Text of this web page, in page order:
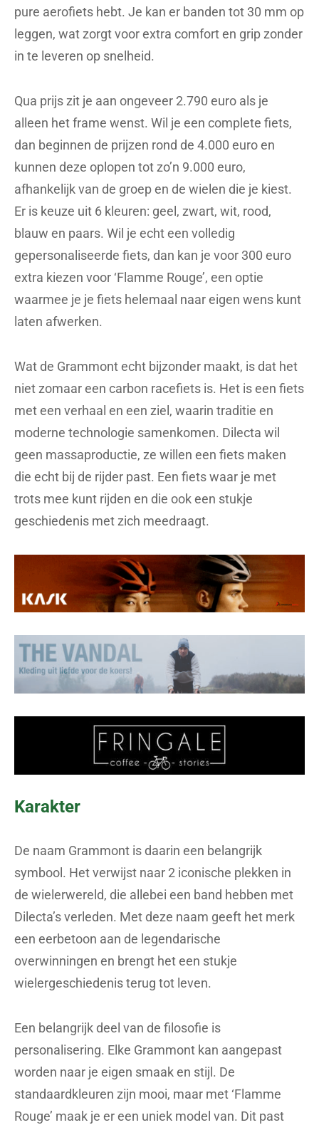
pure aerofiets hebt. Je kan er banden tot 30 mm op
leggen, wat zorgt voor extra comfort en grip zonder
in te leveren op snelheid.
Qua prijs zit je aan ongeveer 2.790 euro als je
alleen het frame wenst. Wil je een complete fiets,
dan beginnen de prijzen rond de 4.000 euro en
kunnen deze oplopen tot zo’n 9.000 euro,
afhankelijk van de groep en de wielen die je kiest.
Er is keuze uit 6 kleuren: geel, zwart, wit, rood,
blauw en paars. Wil je echt een volledig
gepersonaliseerde fiets, dan kan je voor 300 euro
extra kiezen voor ‘Flamme Rouge’, een optie
waarmee je je fiets helemaal naar eigen wens kunt
laten afwerken.
Wat de Grammont echt bijzonder maakt, is dat het
niet zomaar een carbon racefiets is. Het is een fiets
met een verhaal en een ziel, waarin traditie en
moderne technologie samenkomen. Dilecta wil
geen massaproductie, ze willen een fiets maken
die echt bij de rijder past. Een fiets waar je met
trots mee kunt rijden en die ook een stukje
geschiedenis met zich meedraagt.
Karakter
De naam Grammont is daarin een belangrijk
symbool. Het verwijst naar 2 iconische plekken in
de wielerwereld, die allebei een band hebben met
Dilecta’s verleden. Met deze naam geeft het merk
een eerbetoon aan de legendarische
overwinningen en brengt het een stukje
wielergeschiedenis terug tot leven.
Een belangrijk deel van de filosofie is
personalisering. Elke Grammont kan aangepast
worden naar je eigen smaak en stijl. De
standaardkleuren zijn mooi, maar met ‘Flamme
Rouge’ maak je er een uniek model van. Dit past